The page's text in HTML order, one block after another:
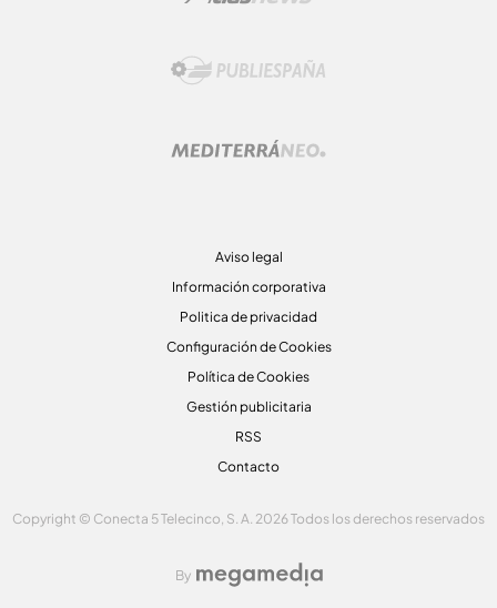
Aviso legal
Información corporativa
Politica de privacidad
Configuración de Cookies
Política de Cookies
Gestión publicitaria
RSS
Contacto
Copyright © Conecta 5 Telecinco, S. A. 2026 Todos los derechos reservados
By